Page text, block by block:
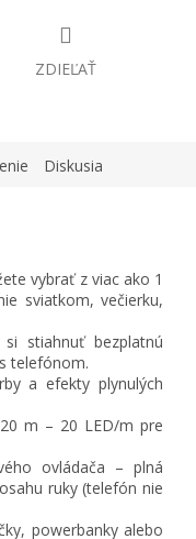
ZDIEĽAŤ
Diskusia
vybrať z viac ako 1
sviatkom, večierku,
stiahnuť bezplatnú
telefónom.
a efekty plynulých
m – 20 LED/m pre
ovládača – plná
ruky (telefón nie
powerbanky alebo